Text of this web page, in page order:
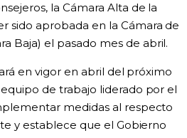
official SNS
la Cámara Alta de la
sido aprobada en la Cámara de
Baja) el pasado mes de abril.
en vigor en abril del próximo
de trabajo liderado por el
medidas al respecto
y establece que el Gobierno